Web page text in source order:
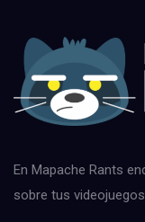
En Mapache Rants
sobre tus